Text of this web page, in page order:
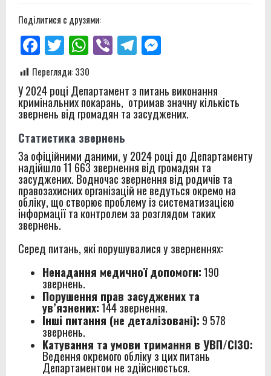
Поділитися с друзями:
Facebook
TwitterWhatsApp
ViberTelegramMessenger
Перегляди:330
У 2024 році Департамент з питань виконання
кримінальних покарань, отримав значну кількість
звернень від громадян та засуджених.
Статистика звернень
За офіційними даними, у 2024 році до Департаменту
надійшло 11 663 звернення від громадян та
засуджених. Водночас звернення від родичів та
правозахисних організацій не ведуться окремо на
обліку, що створює проблему із систематизацією
інформації та контролем за розглядом таких
звернень.
Серед питань, які порушувалися у зверненнях:
Ненадання медичної допомоги:190
звернень.
Порушення прав засуджених та
ув’язнених:144 звернення.
Інші питання (не деталізовані): 9 578
звернень.
Катування та умови тримання в УВП/СІЗО:
Ведення окремого обліку з цих питань
Департаментом не здійснюється.